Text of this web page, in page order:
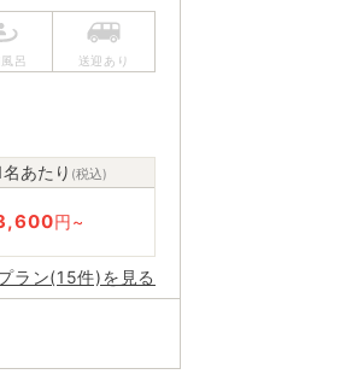
あたり (税込)
円~
ラン(15件)を見る